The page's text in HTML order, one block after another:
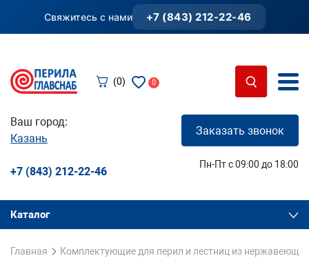
Свяжитесь с нами +7 (843) 212-22-46
(0) 0
Ваш город:
Казань
Заказать звонок
+7 (843) 212-22-46
Пн-Пт с 09:00 до 18:00
Каталог
Главная Комплектующие для перил и лестниц из